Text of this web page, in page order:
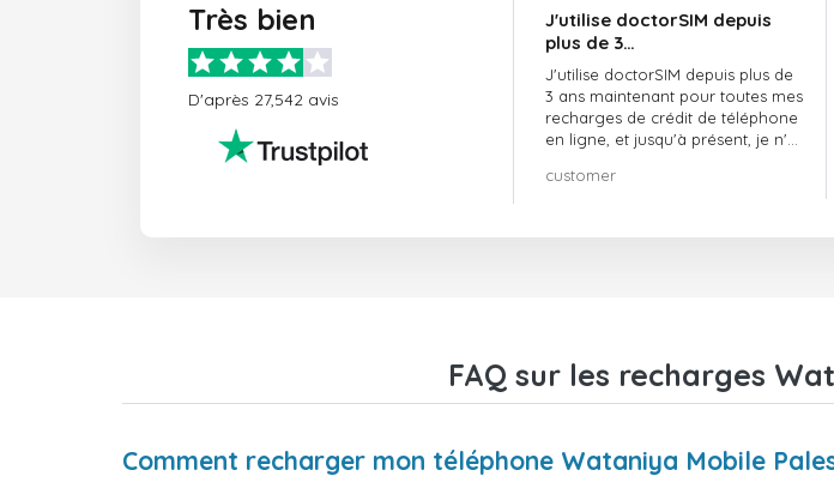
Très bien
D'après 27,542 avis
J'utilise doctorSIM depuis
plus de 3…
J'utilise doctorSIM depuis plus de
3 ans maintenant pour toutes mes
recharges de crédit de téléphone
en ligne, et jusqu'à présent, je n'ai
vivement !!!
customer
FAQ sur les recharges
Comment recharger mon téléphone Wataniya Mobile